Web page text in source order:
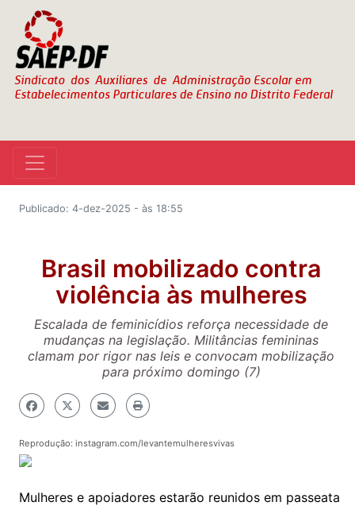
Publicado: 4-dez-2025 - às 18:55
Brasil mobilizado contra
violência às mulheres
Escalada de feminicídios reforça necessidade de
mudanças na legislação. Militâncias femininas
clamam por rigor nas leis e convocam mobilização
para próximo domingo (7)
Reprodução: instagram.com/levantemulheresvivas
Mulheres e apoiadores estarão reunidos em passeata